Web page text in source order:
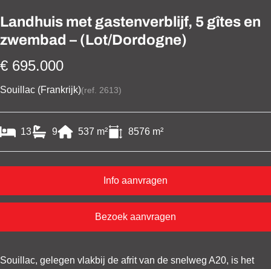
Landhuis met gastenverblijf, 5 gîtes en
zwembad – (Lot/Dordogne)
€ 695.000
Souillac (Frankrijk)(ref. 2613)
13 9 537 m² 8576 m²
Info aanvragen
Bezoek aanvragen
Souillac, gelegen vlakbij de afrit van de snelweg A20, is het